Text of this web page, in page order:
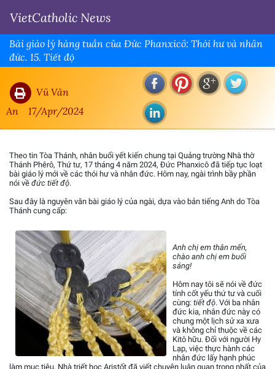
VietCatholic News
Bài giáo lý hàng tuần của Đức Phanxicô: Thói hư và nhân
đức. 15. Tiết độ
Vũ Văn
An
17/Apr/2024
Theo tin Tòa Thánh, nhân buổi yết kiến chung tại Quảng trường Nhà thờ
Thánh Phêrô, Thứ tư, 17 tháng 4 năm 2024, Đức Phanxicô đã tiếp tục loạt
bài giáo lý mới về các thói hư và nhân đức. Hôm nay, ngài trình bầy phần
nói về đức tiết độ.
Sau đây là nguyên văn bài giáo lý của ngài, dựa vào bản tiếng Anh do Tòa
Thánh cung cấp:
Anh chị em thân mến,
chào anh chị em buổi
sáng!
Hôm nay tôi sẽ nói về đức
tính cốt yếu thứ tư và cuối
cùng: tiết độ. Với ba nhân
đức kia, nhân đức này có
chung một lịch sử xa xưa
và không chỉ thuộc về các
Kitô hữu. Đối với người Hy
Lạp, việc thực hành các
nhân đức lấy hạnh phúc
làm mục tiêu. Nhà triết học Aristốt đã viết chuyên luận quan trọng nhất của